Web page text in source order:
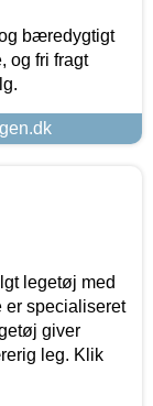
bæredygtigt
og fri fragt
legetøj med
specialiseret
giver
leg. Klik